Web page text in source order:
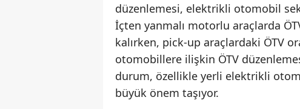
düzenlemesi, elektrikli otomobil
İçten yanmalı motorlu araçlarda
kalırken, pick-up araçlardaki ÖTV
otomobillere ilişkin ÖTV
durum, özellikle yerli elektrikli
büyük önem taşıyor.